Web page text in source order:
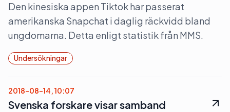
Den kinesiska appen Tiktok har passerat
amerikanska Snapchat i daglig räckvidd bland
ungdomarna. Detta enligt statistik från MMS.
Undersökningar
2018-08-14, 10:07
Svenska forskare visar samband